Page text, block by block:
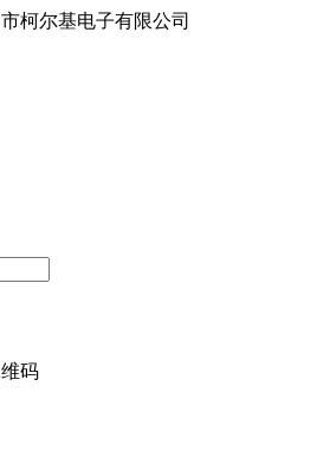
柯尔基电子有限公司
码